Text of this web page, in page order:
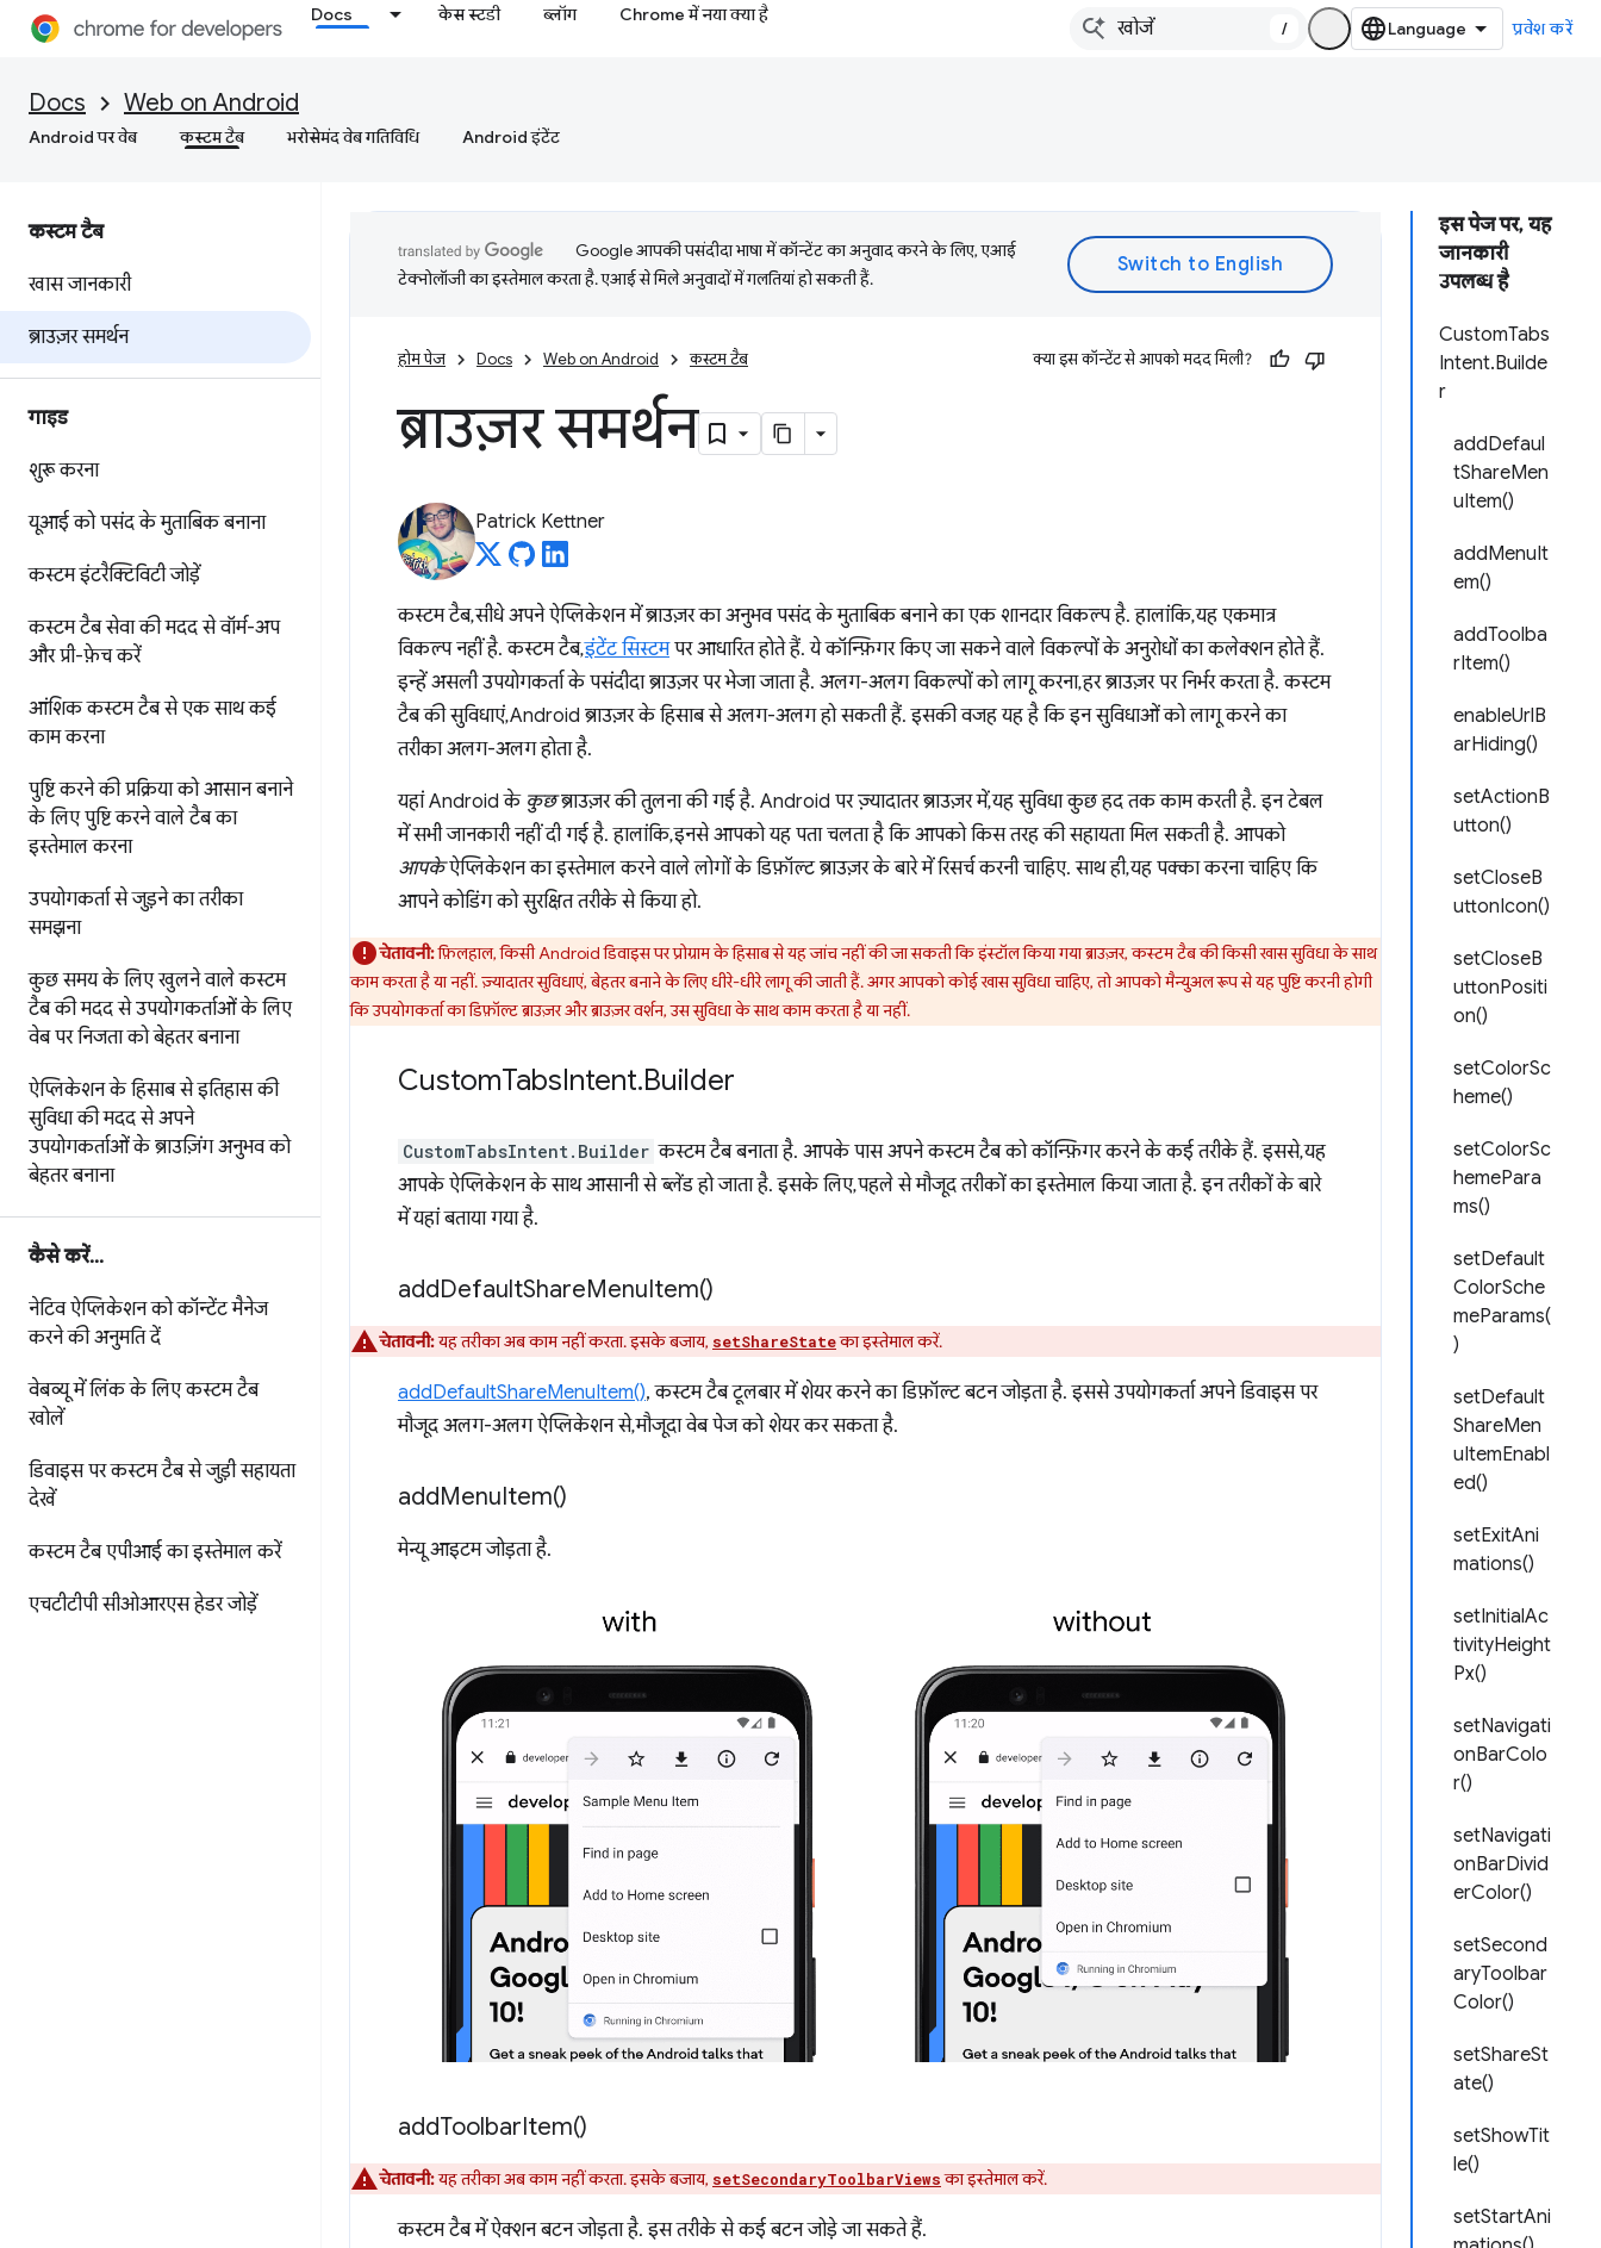
Docs केस स्टडी ब्लॉग Chrome में नया क्या है
/ प्रवेश करें
Docs Web on Android
Android पर वेब कस्‍टम टैब भरोसेमंद वेब गतिविधि Android इंटेंट
कस्‍टम टैब
खास जानकारी
ब्राउज़र समर्थन
गाइड
शुरू करना
यूआई को पसंद के मुताबिक बनाना
कस्टम इंटरैक्टिविटी जोड़ें
कस्टम टैब सेवा की मदद से वॉर्म-अप
और प्री-फ़ेच करें
आंशिक कस्टम टैब से एक साथ कई
काम करना
पुष्टि करने की प्रक्रिया को आसान बनाने
के लिएपुष्टि करने वाले टैब का
इस्तेमाल करना
उपयोगकर्ता से जुड़ने का तरीका
समझना
कुछ समय के लिए खुलने वाले कस्टम
टैब की मदद सेउपयोगकर्ताओं के लिए
वेब पर निजता को बेहतर बनाना
ऐप्लिकेशन के हिसाब से इतिहास की
सुविधा की मदद सेअपने
उपयोगकर्ताओं के ब्राउज़िंग अनुभव को
बेहतर बनाना
कैसे करें...
नेटिव ऐप्लिकेशन को कॉन्टेंट मैनेज
करने की अनुमति दें
वेबव्यू में लिंक के लिए कस्टम टैब
खोलें
डिवाइस पर कस्टम टैब से जुड़ी सहायता
देखें
कस्टम टैब एपीआई का इस्तेमाल करें
एचटीटीपी सीओआरएस हेडर जोड़ें
इस पेज पर, यह
जानकारी
उपलब्ध है
CustomTabs
Intent.Builde
r
addDefaul
tShareMen
uItem()
addMenuIt
em()
addToolba
rItem()
enableUrlB
arHiding()
setActionB
utton()
setCloseB
uttonIcon()
setCloseB
uttonPositi
on()
setColorSc
heme()
setColorSc
hemePara
ms()
setDefault
ColorSche
meParams(
)
setDefault
ShareMen
uItemEnabl
ed()
setExitAni
mations()
setInitialAc
tivityHeight
Px()
setNavigati
onBarColo
r()
setNavigati
onBarDivid
erColor()
setSecond
aryToolbar
Color()
setShareSt
ate()
setShowTit
le()
setStartAni
Google आपकी पसंदीदा भाषा में कॉन्टेंट का अनुवाद करने के लिए, एआई
टेक्नोलॉजी का इस्तेमाल करता है. एआई से मिले अनुवादों में गलतियां हो सकती हैं.
होम पेज Docs Web on Android कस्‍टम टैब क्या इस कॉन्टेंट से आपको मदद मिली?
ब्राउज़र समर्थन
Patrick Kettner
कस्टम टैब, सीधे अपने ऐप्लिकेशन में ब्राउज़र का अनुभव पसंद के मुताबिक बनाने का एक शानदार विकल्प है. हालांकि, यह एकमात्र
विकल्प नहीं है. कस्टम टैब,इंटेंट सिस्टमपर आधारित होते हैं. ये कॉन्फ़िगर किए जा सकने वाले विकल्पों के अनुरोधों का कलेक्शन होते हैं.
इन्हें असली उपयोगकर्ता के पसंदीदा ब्राउज़र पर भेजा जाता है. अलग-अलग विकल्पों को लागू करना, हर ब्राउज़र पर निर्भर करता है. कस्टम
टैब की सुविधाएं, Android ब्राउज़र के हिसाब से अलग-अलग हो सकती हैं. इसकी वजह यह है कि इन सुविधाओं को लागू करने का
तरीका अलग-अलग होता है.
यहां Android के कुछब्राउज़र की तुलना की गई है. Android पर ज़्यादातर ब्राउज़र में, यह सुविधा कुछ हद तक काम करती है. इन टेबल
में सभी जानकारी नहीं दी गई है. हालांकि, इनसे आपको यह पता चलता है कि आपको किस तरह की सहायता मिल सकती है. आपको
आपकेऐप्लिकेशन का इस्तेमाल करने वाले लोगों के डिफ़ॉल्ट ब्राउज़र के बारे में रिसर्च करनी चाहिए. साथ ही, यह पक्का करना चाहिए कि
आपने कोडिंग को सुरक्षित तरीके से किया हो.
चेतावनी:फ़िलहाल, किसी Android डिवाइस पर प्रोग्राम के हिसाब से यह जांच नहीं की जा सकती कि इंस्टॉल किया गया ब्राउज़र, कस्टम टैब की किसी खास सुविधा के साथ
काम करता है या नहीं. ज़्यादातर सुविधाएं, बेहतर बनाने के लिए धीरे-धीरे लागू की जाती हैं. अगर आपको कोई खास सुविधा चाहिए, तो आपको मैन्युअल रूप से यह पुष्टि करनी होगी
कि उपयोगकर्ता का डिफ़ॉल्ट ब्राउज़र और ब्राउज़र वर्शन, उस सुविधा के साथ काम करता है या नहीं.
CustomTabsIntent.Builder
CustomTabsIntent.Builder कस्टम टैब बनाता है. आपके पास अपने कस्टम टैब को कॉन्फ़िगर करने के कई तरीके हैं. इससे, यह
आपके ऐप्लिकेशन के साथ आसानी से ब्लेंड हो जाता है. इसके लिए, पहले से मौजूद तरीकों का इस्तेमाल किया जाता है. इन तरीकों के बारे
में यहां बताया गया है.
addDefaultShareMenuItem()
चेतावनी:यह तरीका अब काम नहीं करता. इसके बजाय, setShareStateका इस्तेमाल करें.
addDefaultShareMenuItem(), कस्टम टैब टूलबार में शेयर करने का डिफ़ॉल्ट बटन जोड़ता है. इससे उपयोगकर्ता अपने डिवाइस पर
मौजूद अलग-अलग ऐप्लिकेशन से, मौजूदा वेब पेज को शेयर कर सकता है.
addMenuItem()
मेन्यू आइटम जोड़ता है.
addToolbarItem()
चेतावनी:यह तरीका अब काम नहीं करता. इसके बजाय, setSecondaryToolbarViewsका इस्तेमाल करें.
कस्टम टैब में ऐक्शन बटन जोड़ता है. इस तरीके से कई बटन जोड़े जा सकते हैं.